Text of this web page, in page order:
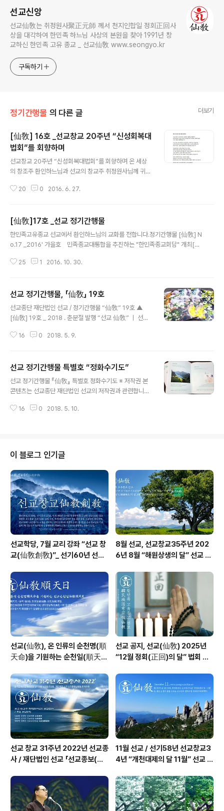
선교신앙
선교仙敎는 취정원사聚正元師 께서 천지인합일 정회正回사
상을 대각하여 한민족 하느님 사상의 본원을 찾아 1991년 창
교하신 한민족 고유 종교 _ 선교仙敎 www.seongyo.kr
구독하기
정기간행물 의 다른 글 더보기
[仙敎] 16호 _선교창교 20주년 “신성회복대
법회”를 회향하며
선교창교 20주년 “신성회복대법회”를 회향하며 온 세상
의 창조주 환인하느님과 선교의 창교주 취정원사님께 귀의
모두, 일심정회합니다...() ※선교(仙敎) 창교와 교단의 확
선교 교조 박광의(朴光義) 취정원사(聚正元師)께서 창교
하신 선교(仙敎)는 귀원일체환시시 1988년에 개천입교
(開天立敎)하여, 1991년 창교, 1997년 선교경전 결집을
의결기관 선교환인집부회 종사결의에 의거, 취정원사님의
20 0 2016. 6. 27.
[仙敎]17호 _선교 정기간행물
한민족고유종교 선교에서 환인하느님의 교화를 전합니다.정기간행물 [仙敎] N
o.17 _2016' 가을호 민족종교대통합을 추진하는 "한민족종교회담" 개최[仙
지 못하는 힘없는 민족종교가 아니라,오로지 환인상제를 신앙하는 한민족 하느
민족종교인과 만백성이 환인하느님께 귀의하여 내 안의 환인하느님의 씨앗을
발견하여 신성을 회복하고천지인합일을 이루는 것을 궁극의 목표로 합니다.▼
[仙敎] 17호. 내용 미리보기5. 민족의 신성회복과 민족종교의 대통합의 기원
25 1 2016. 10. 30.
선교 정기간행물, 「仙敎」 19호
선교종단 재단법인 선교 / 정기간행물 “仙敎” 19호 ▲
[仙敎] 19호 _ 2018 . 춘분절 발행 “선교 仙敎” ㅣ 선교
발행하는 민족종교 선교 정기간행물 "[선교] 19호" 가 발
환인 · 선교창교주 취정원사 · 취정원사님의 선학 공개강연
· 선교의례 · 시정원주님의 정화수기도 · 선교종단의 소식 ·
선교수행법 선도(仙道) · 선도공법 · 선교 사상과 철학을 집
어 선교를 신앙하는 선제님들과 일반대중의 포덕교화에 힘
16 0 2018. 5. 9.
선교 정기간행물 특별호 “정화수기도”
선교 정기간행물 『仙敎』 특별호 정화수기도 ※ 저작권 본
콘텐츠는 선교종단 재단법인 선교의 저작권과 관련합니다.
행물 『仙敎』특별호 ISSN 2287-6596 · 2018년 봄 · 선
호 · 선교의례(仙敎儀禮) 篇 _ 《정화수기도》 선교종단 재
단법인 선교(仙敎)에서 발행하는 정기간행물 "[선교] 특별
호"가 발행되었습니다. 선교 정기간행물은 2007년 부터
현재에 이르기까지 선교의 경전과 교리 · 선교의례와 집회 ·
선교사상과 철학 선학(仙學) · 선교수행법 선도(仙道..
16 0 2018. 5. 10.
이 블로그 인기글
선교학당, 7월 교리 강좌 “선교 창
교(仙敎創敎)”_ 선기60년 선교
8월 선교, 선교창교35주년 202
6년 8월 “해원상생의 달” 선교 법
선교(仙敎), 온 인류의 순천명(順
天命)을 기원하는 순천일(順天
정반포
선교 공지, 선교(仙敎) 2025년
“12월 정회(正回)의 달” 법회 및
선교 창교 31주년 2022년 선교종
사 / 재단법인 선교 「선교종보(仙
11월 선교 / 선기58년 선교창교3
4년 “개천대제의 달 11월” 선교 법